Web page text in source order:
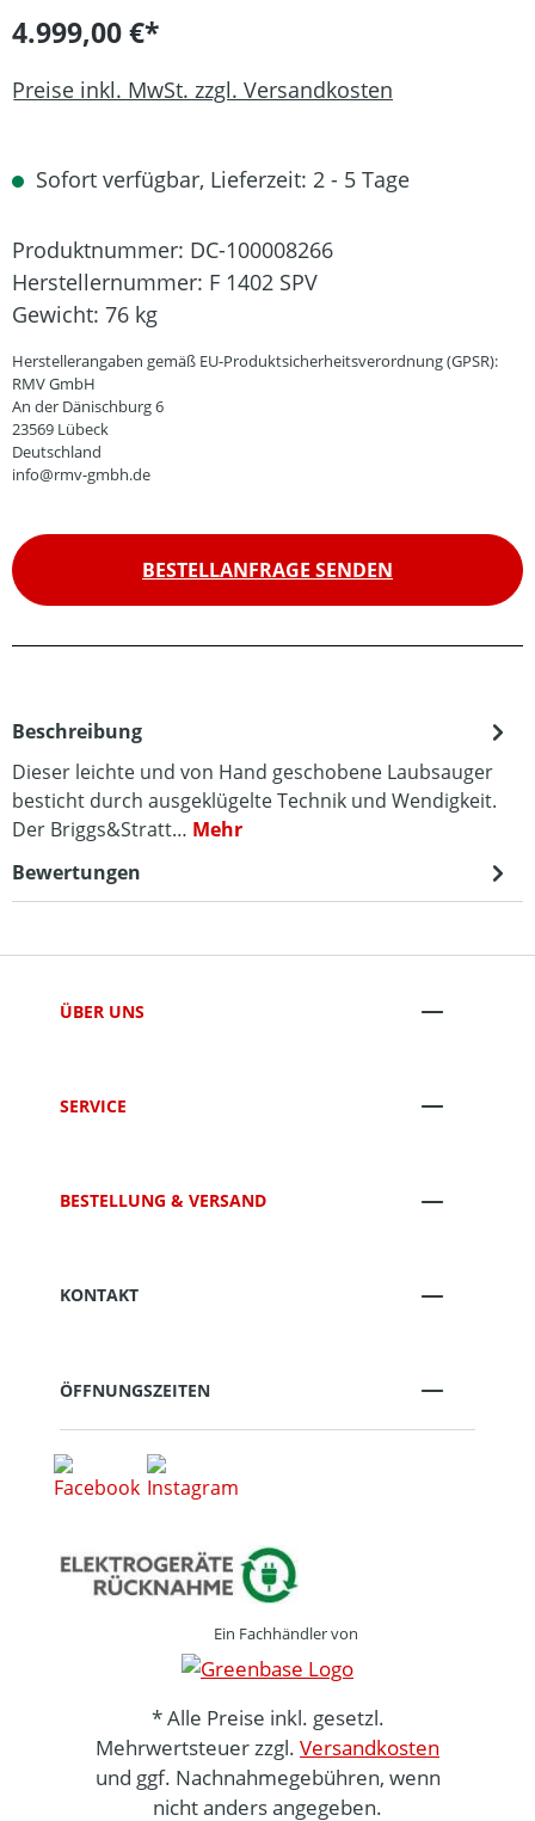
4.999,00 €*
Preise inkl. MwSt. zzgl. Versandkosten
Sofort verfügbar, Lieferzeit: 2 - 5 Tage
Produktnummer: DC-100008266
Herstellernummer: F 1402 SPV
Gewicht: 76 kg
Herstellerangaben gemäß EU-Produktsicherheitsverordnung (GPSR):
RMV GmbH
An der Dänischburg 6
23569 Lübeck
Deutschland
info@rmv-gmbh.de
BESTELLANFRAGE SENDEN
Beschreibung
Dieser leichte und von Hand geschobene Laubsauger
besticht durch ausgeklügelte Technik und Wendigkeit.
Der Briggs&Stratt… Mehr
Bewertungen
ÜBER UNS
SERVICE
BESTELLUNG & VERSAND
KONTAKT
ÖFFNUNGSZEITEN
Ein Fachhändler von
* Alle Preise inkl. gesetzl.
Mehrwertsteuer zzgl. Versandkosten
und ggf. Nachnahmegebühren, wenn
nicht anders angegeben.